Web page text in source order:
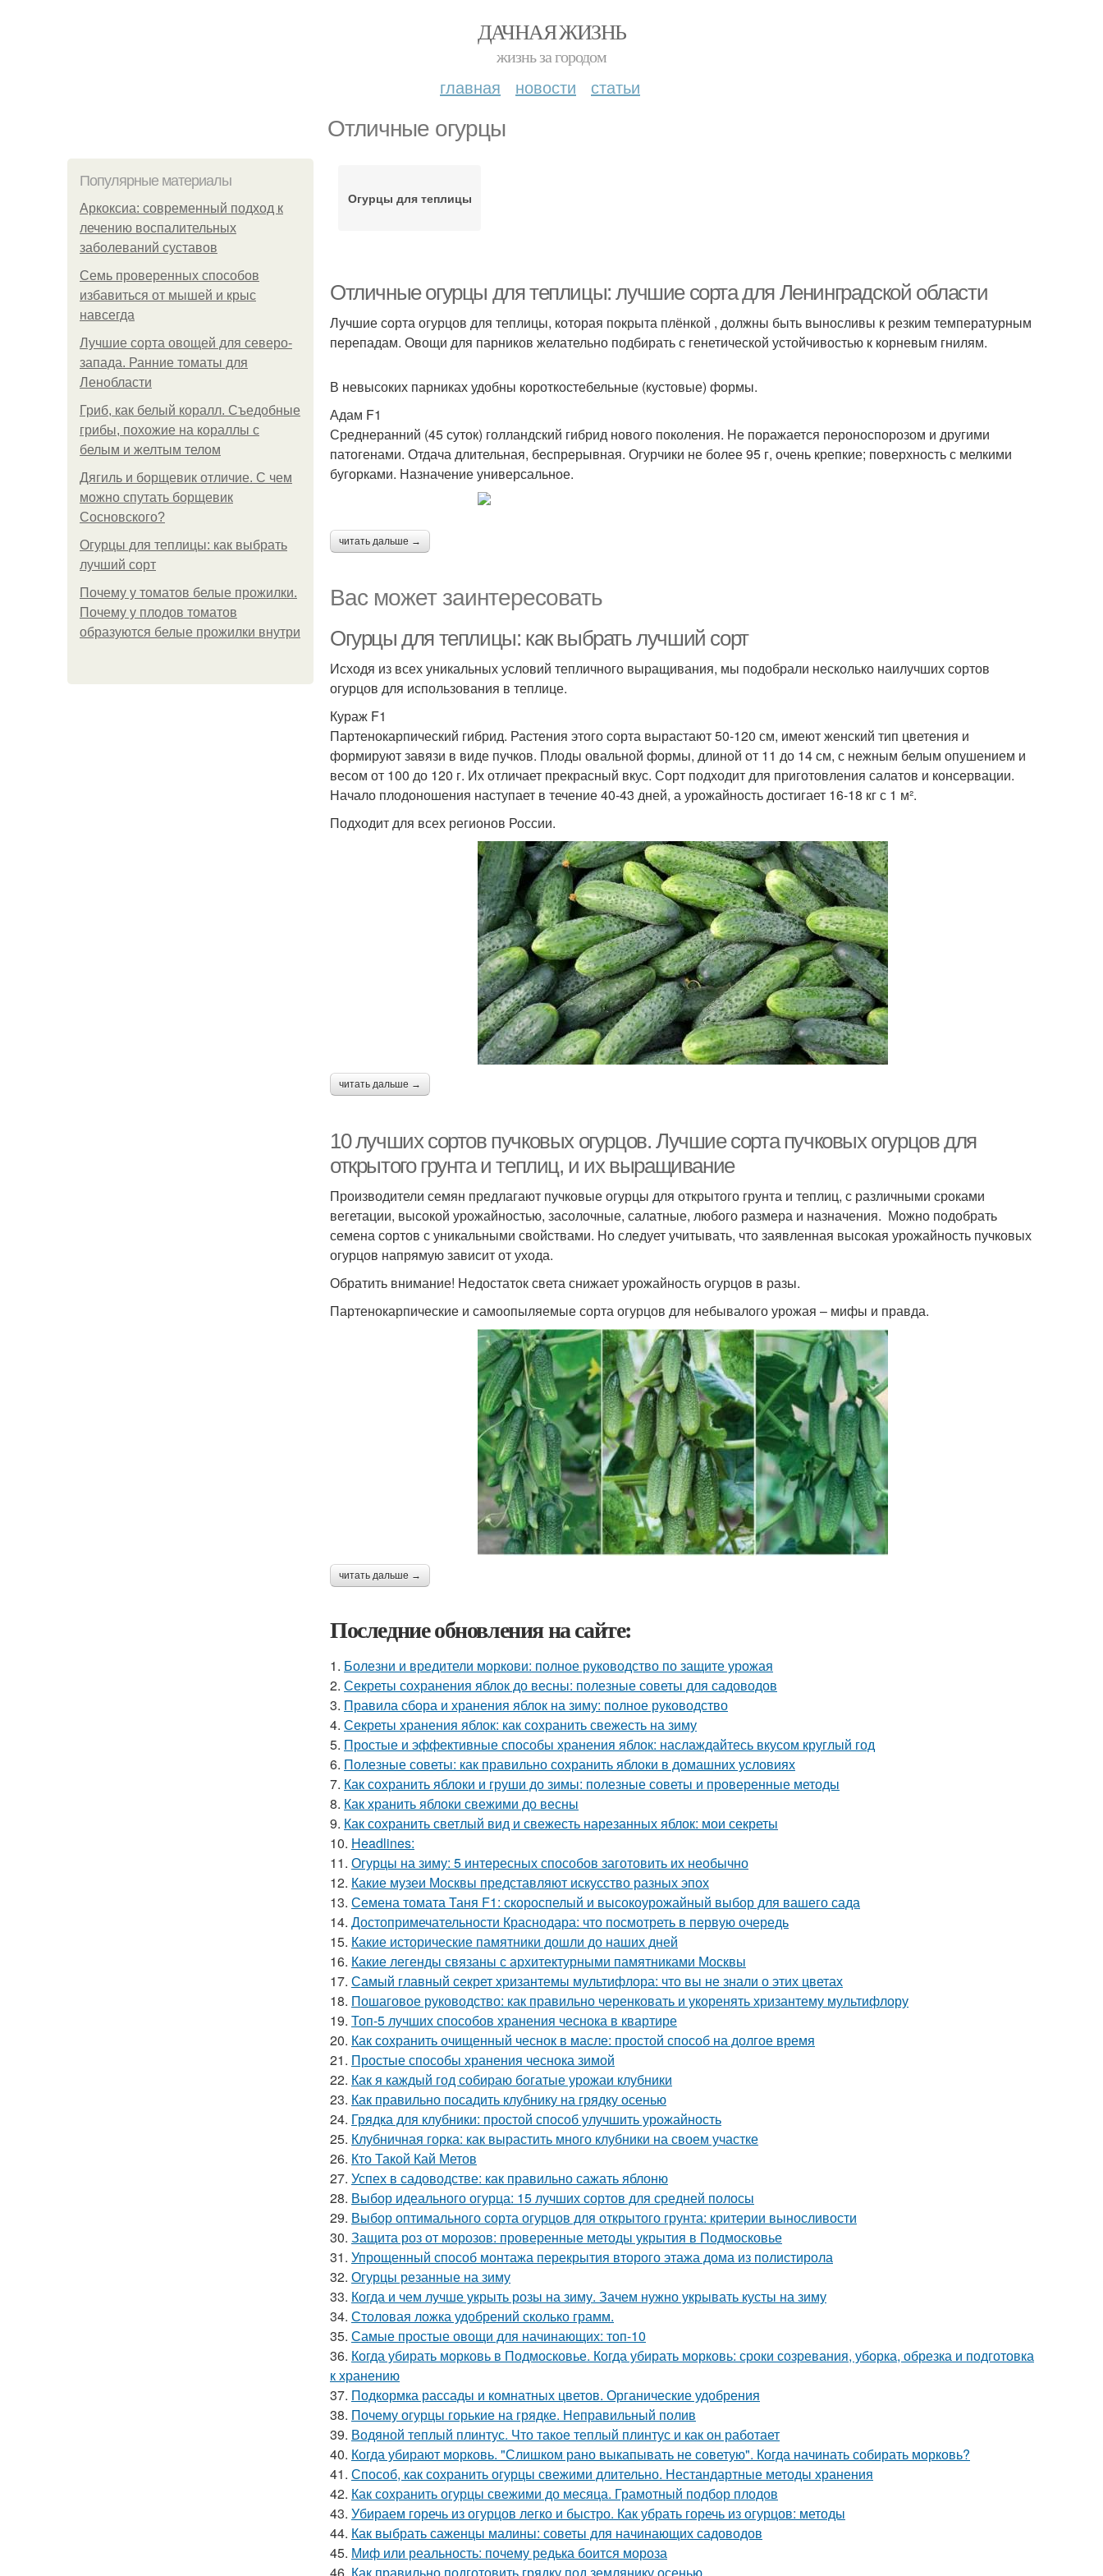
ДАЧНАЯ ЖИЗНЬ
жизнь за городом
главная новости статьи
Отличные огурцы
Популярные материалы
Аркоксиа: современный подход к
лечению воспалительных
заболеваний суставов
Семь проверенных способов
избавиться от мышей и крыс
навсегда
Лучшие сорта овощей для северо-
запада. Ранние томаты для
Ленобласти
Гриб, как белый коралл. Съедобные
грибы, похожие на кораллы с
белым и желтым телом
Дягиль и борщевик отличие. С чем
можно спутать борщевик
Сосновского?
Огурцы для теплицы: как выбрать
лучший сорт
Почему у томатов белые прожилки.
Почему у плодов томатов
образуются белые прожилки внутри
Огурцы для теплицы
Отличные огурцы для теплицы: лучшие сорта для Ленинградской области
Лучшие сорта огурцов для теплицы, которая покрыта плёнкой , должны быть выносливы к резким температурным
перепадам. Овощи для парников желательно подбирать с генетической устойчивостью к корневым гнилям.
В невысоких парниках удобны короткостебельные (кустовые) формы.
Адам F1
Среднеранний (45 суток) голландский гибрид нового поколения. Не поражается пероноспорозом и другими
патогенами. Отдача длительная, беспрерывная. Огурчики не более 95 г, очень крепкие; поверхность с мелкими
бугорками. Назначение универсальное.
читать дальше →
Вас может заинтересовать
Огурцы для теплицы: как выбрать лучший сорт
Исходя из всех уникальных условий тепличного выращивания, мы подобрали несколько наилучших сортов
огурцов для использования в теплице.
Кураж F1
Партенокарпический гибрид. Растения этого сорта вырастают 50-120 см, имеют женский тип цветения и
формируют завязи в виде пучков. Плоды овальной формы, длиной от 11 до 14 см, с нежным белым опушением и
весом от 100 до 120 г. Их отличает прекрасный вкус. Сорт подходит для приготовления салатов и консервации.
Начало плодоношения наступает в течение 40-43 дней, а урожайность достигает 16-18 кг с 1 м².
Подходит для всех регионов России.
читать дальше →
10 лучших сортов пучковых огурцов. Лучшие сорта пучковых огурцов для
открытого грунта и теплиц, и их выращивание
Производители семян предлагают пучковые огурцы для открытого грунта и теплиц, с различными сроками
вегетации, высокой урожайностью, засолочные, салатные, любого размера и назначения. Можно подобрать
семена сортов с уникальными свойствами. Но следует учитывать, что заявленная высокая урожайность пучковых
огурцов напрямую зависит от ухода.
Обратить внимание! Недостаток света снижает урожайность огурцов в разы.
Партенокарпические и самоопыляемые сорта огурцов для небывалого урожая – мифы и правда.
читать дальше →
Последние обновления на сайте:
1. Болезни и вредители моркови: полное руководство по защите урожая
2. Секреты сохранения яблок до весны: полезные советы для садоводов
3. Правила сбора и хранения яблок на зиму: полное руководство
4. Секреты хранения яблок: как сохранить свежесть на зиму
5. Простые и эффективные способы хранения яблок: наслаждайтесь вкусом круглый год
6. Полезные советы: как правильно сохранить яблоки в домашних условиях
7. Как сохранить яблоки и груши до зимы: полезные советы и проверенные методы
8. Как хранить яблоки свежими до весны
9. Как сохранить светлый вид и свежесть нарезанных яблок: мои секреты
10. Headlines:
11. Огурцы на зиму: 5 интересных способов заготовить их необычно
12. Какие музеи Москвы представляют искусство разных эпох
13. Семена томата Таня F1: скороспелый и высокоурожайный выбор для вашего сада
14. Достопримечательности Краснодара: что посмотреть в первую очередь
15. Какие исторические памятники дошли до наших дней
16. Какие легенды связаны с архитектурными памятниками Москвы
17. Самый главный секрет хризантемы мультифлора: что вы не знали о этих цветах
18. Пошаговое руководство: как правильно черенковать и укоренять хризантему мультифлору
19. Топ-5 лучших способов хранения чеснока в квартире
20. Как сохранить очищенный чеснок в масле: простой способ на долгое время
21. Простые способы хранения чеснока зимой
22. Как я каждый год собираю богатые урожаи клубники
23. Как правильно посадить клубнику на грядку осенью
24. Грядка для клубники: простой способ улучшить урожайность
25. Клубничная горка: как вырастить много клубники на своем участке
26. Кто Такой Кай Метов
27. Успех в садоводстве: как правильно сажать яблоню
28. Выбор идеального огурца: 15 лучших сортов для средней полосы
29. Выбор оптимального сорта огурцов для открытого грунта: критерии выносливости
30. Защита роз от морозов: проверенные методы укрытия в Подмосковье
31. Упрощенный способ монтажа перекрытия второго этажа дома из полистирола
32. Огурцы резанные на зиму
33. Когда и чем лучше укрыть розы на зиму. Зачем нужно укрывать кусты на зиму
34. Столовая ложка удобрений сколько грамм.
35. Самые простые овощи для начинающих: топ-10
36. Когда убирать морковь в Подмосковье. Когда убирать морковь: сроки созревания, уборка, обрезка и подготовка
к хранению
37. Подкормка рассады и комнатных цветов. Органические удобрения
38. Почему огурцы горькие на грядке. Неправильный полив
39. Водяной теплый плинтус. Что такое теплый плинтус и как он работает
40. Когда убирают морковь. "Слишком рано выкапывать не советую". Когда начинать собирать морковь?
41. Способ, как сохранить огурцы свежими длительно. Нестандартные методы хранения
42. Как сохранить огурцы свежими до месяца. Грамотный подбор плодов
43. Убираем горечь из огурцов легко и быстро. Как убрать горечь из огурцов: методы
44. Как выбрать саженцы малины: советы для начинающих садоводов
45. Миф или реальность: почему редька боится мороза